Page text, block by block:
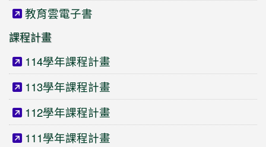
教育雲電子書
課程計畫
114學年課程計畫
113學年課程計畫
112學年課程計畫
111學年課程計畫